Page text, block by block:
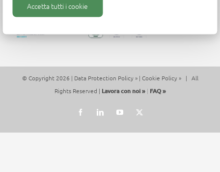
Accetta tutti i cookie
© Copyright 2026 | Data Protection Policy »| Cookie Policy »| All
Rights Reserved | Lavora con noi » | FAQ »
FacebookLinkedInYouTube
X